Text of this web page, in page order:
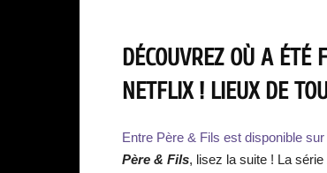
DÉCOUVREZ OÙ A
NETFLIX ! LIEUX DE
Entre Père & Fils est disponible
Père & Fils, lisez la suite ! La série